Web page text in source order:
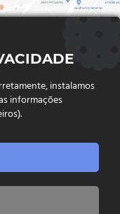
Rio Claro. CEP
instalamos
informações